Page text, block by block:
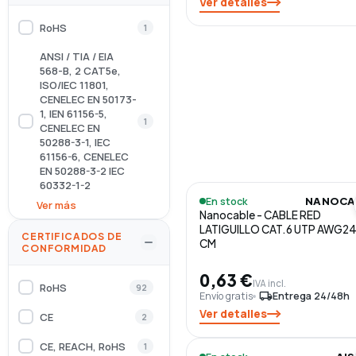
RoHS 1
ANSI / TIA / EIA
568-B, 2 CAT5e,
ISO/IEC 11801,
CENELEC EN 50173-
1, IEN 61156-5,
CENELEC EN
50288-3-1, IEC
61156-6, CENELEC
EN 50288-3-2 IEC
60332-1-2
1
ANSI / TIA / EIA
ISO / IEC 11801
(2nd Edition),
50173-1, IEN 61156-
50288-3-1, IEC
EN 50288-3-2
Ver más
CERTIFICADOS DE
CONFORMIDAD
RoHS 92
CE 2
CE, REACH, RoHS 1
En stock
Nanocable - CABLE RED
LATIGUILLO CAT.6 UTP
CM
0,63 €IVA incl.
Envío gratis local_shippingEntrega 24/48h
Ver detalles